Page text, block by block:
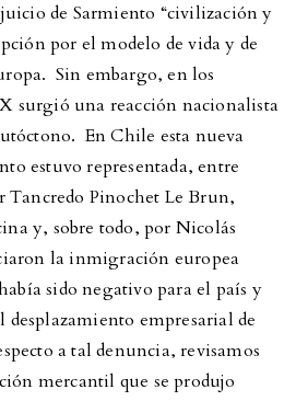
de Sarmiento “civilización y
por el modelo de vida y de
Sin embargo, en los
surgió una reacción nacionalista
En Chile esta nueva
estuvo representada, entre
Tancredo Pinochet Le Brun,
y, sobre todo, por Nicolás
la inmigración europea
sido negativo para el país y
desplazamiento empresarial de
a tal denuncia, revisamos
mercantil que se produjo